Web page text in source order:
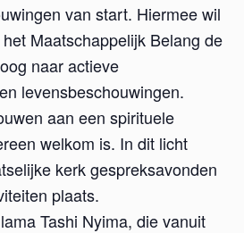
van start. Hiermee wil
Maatschappelijk Belang de
naar actieve
levensbeschouwingen.
aan een spirituele
welkom is. In dit licht
kerk gespreksavonden
plaats.
Tashi Nyima, die vanuit